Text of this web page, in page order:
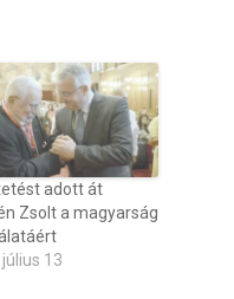
adott át
Zsolt a magyarság
13